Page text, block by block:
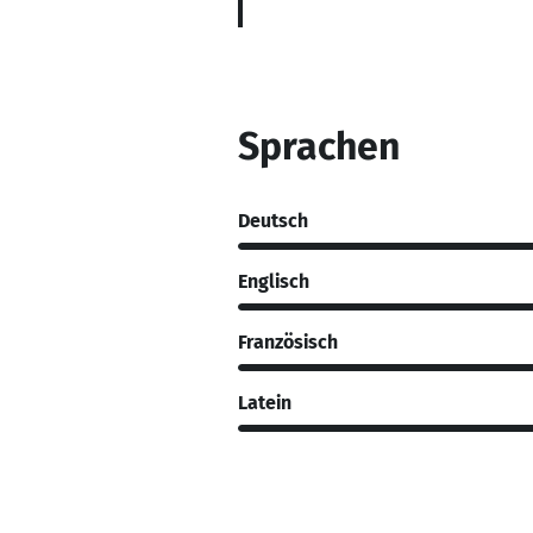
Sprachen
Deutsch
Englisch
Französisch
Latein